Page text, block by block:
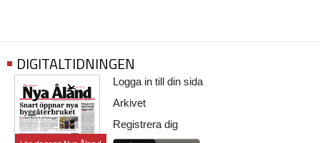
DIGITALTIDNINGEN
Logga in till din sida
Arkivet
Registrera dig